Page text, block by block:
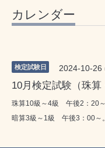
カレンダー
検定試験日 2024-10-26
10月検定試験（珠算
珠算10級～4級 午後2：20～
暗算3級～1級 午後3：00～